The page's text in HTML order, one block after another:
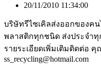
20/11/2010 11:34:00
บริษัทรีไซเคิลส่งออกของค
พลาสติกทุกชนิด ส่งประจำ
รายระเอียดเพิ่มเติมติดต่อ คุ
ss_recycling@hotmail.com